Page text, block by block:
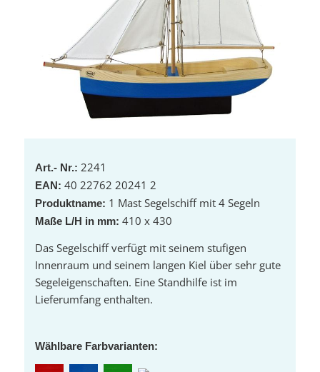
Art.- Nr.: 2241
EAN: 40 22762 20241 2
Produktname: 1 Mast Segelschiff mit 4 Segeln
Maße L/H in mm: 410 x 430
Das Segelschiff verfügt mit seinem stufigen
Innenraum und seinem langen Kiel über sehr gute
Segeleigenschaften. Eine Standhilfe ist im
Lieferumfang enthalten.
Wählbare Farbvarianten: